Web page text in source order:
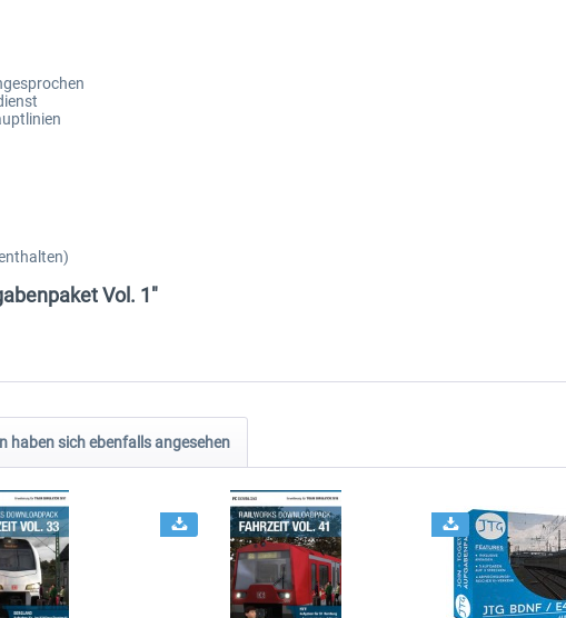
Vol. 1"
haben sich ebenfalls angesehen